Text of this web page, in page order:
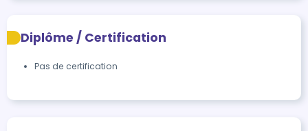
Diplôme / Certification
Pas de certification